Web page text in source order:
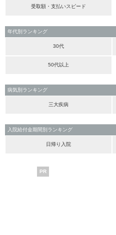
受取額・支払いスピード
年代別ランキング
30代
50代以上
病気別ランキング
三大疾病
入院給付金期間別ランキング
日帰り入院
PR